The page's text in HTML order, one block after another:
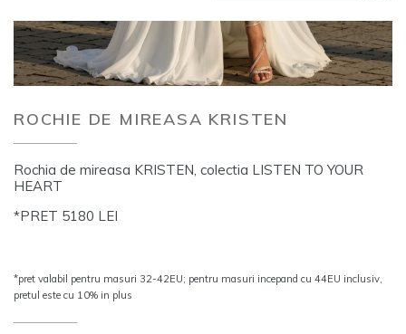
ROCHIE DE MIREASA KRISTEN
Rochia de mireasa KRISTEN, colectia LISTEN TO YOUR
HEART
*PRET 5180 LEI
*pret valabil pentru masuri 32-42EU; pentru masuri incepand cu 44EU inclusiv,
pretul este cu 10% in plus